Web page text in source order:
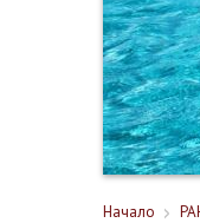
Начало